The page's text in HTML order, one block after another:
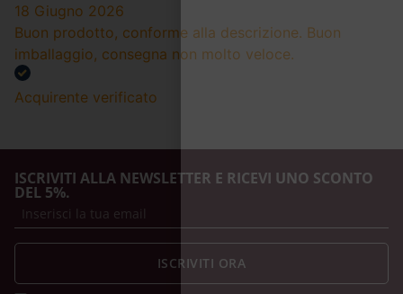
18 Giugno 2026
Buon prodotto, conforme alla descrizione. Buon
imballaggio, consegna non molto veloce.
Acquirente verificato
ISCRIVITI ALLA NEWSLETTER E RICEVI UNO SCONTO
DEL 5%.
ISCRIVITI ORA